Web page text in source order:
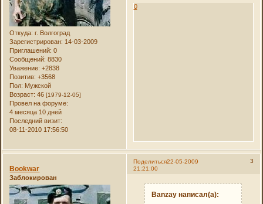
Откуда: г. Волгоград
Зарегистрирован: 14-03-2009
Приглашений: 0
Сообщений: 8830
Уважение: +2838
Позитив: +3568
Пол: Мужской
Возраст: 46[1979-12-05]
Провел на форуме:
4 месяца 10 дней
Последний визит:
08-11-2010 17:56:50
0
Поделиться 3
22-05-2009
21:21:00
Bookwar
Заблокирован
Banzay написал(а):